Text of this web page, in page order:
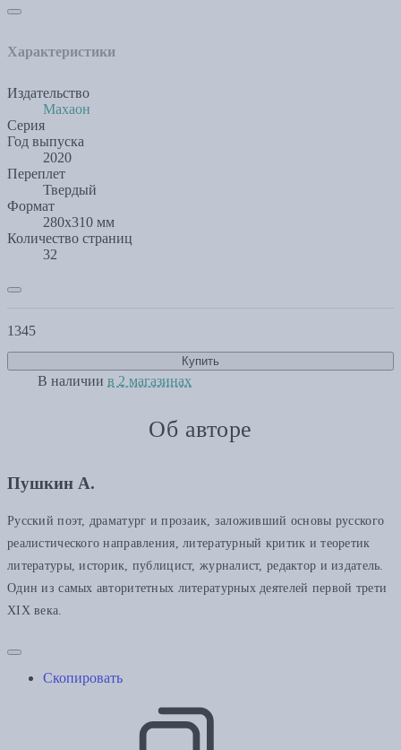
Характеристики
Издательство
Махаон
Серия
Год выпуска
2020
Переплет
Твердый
Формат
280x310 мм
Количество страниц
32
1345
Купить
В наличии в 2 магазинах
Об авторе
Пушкин А.
Русский поэт, драматург и прозаик, заложивший основы русского
реалистического направления, литературный критик и теоретик
литературы, историк, публицист, журналист, редактор и издатель.
Один из самых авторитетных литературных деятелей первой трети
XIX века.
Скопировать